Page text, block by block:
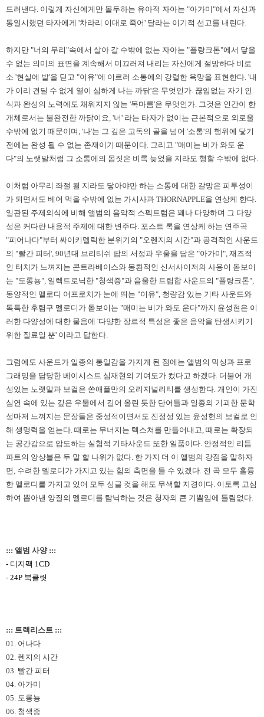
드러낸다. 이렇게 자신에게만 몰두하는 유아적 자아는 "아가미"에서 자신과
동일시했던 타자에게 '차라리 이대로 죽어' 달라는 이기적 선고를 내린다.
하지만 "너의 무리"속에서 살아 갈 수밖에 없는 자아는 "플랑크톤"에서 닿을
수 없는 의미의 표면을 계속해서 미끄러져 내리는 자신에게 절망하다 비로
소 '현실에 발'을 딛고 "이유"에 이르러 소통에의 강렬한 욕망을 표현한다. '내
가 이리 견딜 수 없게 열이 심하게 나는 까닭'은 무엇인가. 끊임없는 자기 인
식과 완성의 노력에도 채워지지 않는 '목마름'은 무엇인가. 그것은 인간이 한
개체로서는 불완전한 까닭이요, '너' 라는 타자가 없이는 근본적으로 외로울
수밖에 없기 때문이며, '나'는 그 깊은 고독의 골을 넘어 '소통'의 행위에 닿기
전에는 완성 될 수 없는 존재이기 때문이다. 그리고 "매미는 비가 와도 운
다"의 노랫말처럼 그 소통에의 몸짓은 비록 늦었을 지라도 행할 수밖에 없다.
이처럼 아무리 좌절 될 지라도 닿아야만 하는 소통에 대한 갈망은 피투성이
가 되면서도 베어 먹을 수밖에 없는 가시사과 THORNAPPLE을 연상케 한다.
일관된 주제의식에 비해 앨범의 음악적 스펙트럼은 꽤나 다양하며 그 다양
성은 커다란 내용적 주제에 대한 변주다. 포스트 록을 연상케 하는 연주곡
"피어나다"부터 싸이키델릭한 분위기의 "오렌지의 시간"과 공격적인 사운드
의 "빨간 피터', 90년대 브리티쉬 팝의 서정과 우울을 담은 "아가미", 재즈적
인 터치가 느껴지는 콘트라베이스와 몽환적인 신서사이저의 사용이 돋보이
는 "도롱뇽", 일렉트로닉한 "청색증"과 음울한 트립합 사운드의 "플랑크톤",
동양적인 멜로디 어프로치가 눈에 띄는 "이유", 청량감 있는 기타 사운드와
독특한 후렴구 멜로디가 돋보이는 "매미는 비가 와도 운다"까지 윤성현은 이
러한 다양성에 대한 물음에 '다양한 장르적 특성은 좋은 음악을 탄생시키기
위한 질료일 뿐' 이라고 답한다.
그럼에도 사운드가 일종의 통일감을 가지게 된 점에는 앨범의 믹싱과 프로
그래밍을 담당한 베이시스트 심재현의 기여도가 컸다고 하겠다. 더불어 개
성있는 노랫말과 보컬은 쏜애플만의 오리지널리티를 생성한다. 개인이 가진
심연 속에 있는 깊은 우물에서 길어 올린 듯한 단어들과 일종의 기괴한 문학
성마저 느껴지는 문장들은 중성적이면서도 진정성 있는 윤성현의 보컬로 인
해 생명력을 얻는다. 때로는 무너지는 텍스쳐를 만들어내고, 때로는 확장되
는 공간감으로 압도하는 실험적 기타사운드 또한 일품이다. 안정적인 리듬
파트의 앙상블은 두 말 할 나위가 없다. 한 가지 더 이 앨범의 강점을 말하자
면, 수려한 멜로디가 가지고 있는 힘의 측면을 들 수 있겠다. 전 곡 모두 훌륭
한 멜로디를 가지고 있어 모두 싱글 컷을 해도 무색할 지경이다. 이토록 고심
하여 뽑아낸 양질의 멜로디를 탐닉하는 것은 청자의 큰 기쁨임에 틀림없다.
::: 앨범 사양 :::
- 디지팩 1CD
- 24P 북클릿
::: 트랙리스트 :::
01. 어나다
02. 렌지의 시간
03. 빨간 피터
04. 아가미
05. 도롱뇽
06. 청색증